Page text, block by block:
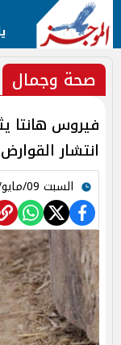
صحة وجمال
فيروس هانتا
انتشار
السبت 09/مايو/2026 - 05:05 م